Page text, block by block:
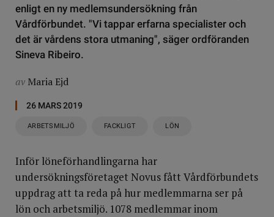
enligt en ny medlemsundersökning från
Vårdförbundet. "Vi tappar erfarna specialister och
det är vårdens stora utmaning", säger ordföranden
Sineva Ribeiro.
av Maria Ejd
26 MARS 2019
ARBETSMILJÖ FACKLIGT LÖN
Inför löneförhandlingarna har
undersökningsföretaget Novus fått Vårdförbundets
uppdrag att ta reda på hur medlemmarna ser på
lön och arbetsmiljö. 1078 medlemmar inom